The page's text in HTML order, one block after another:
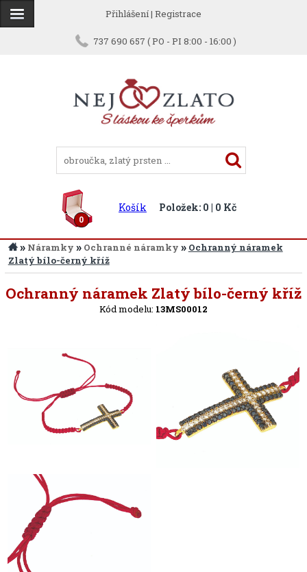
Přihlášení| Registrace
737 690 657 ( PO - PI 8:00 - 16:00 )
0
Košík Položek: 0 | 0 Kč
» Náramky » Ochranné náramky » Ochranný náramek
Zlatý bílo-černý kříž
Ochranný náramek Zlatý bílo-černý kříž
Kód modelu: 13MS00012
Zpět